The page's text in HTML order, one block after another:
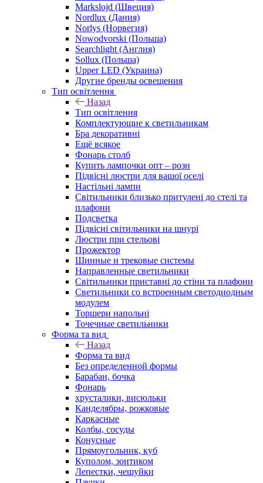
Markslojd (Швеция)
Nordlux (Дания)
Norlys (Норвегия)
Nowodvorski (Польша)
Searchlight (Англия)
Sollux (Польша)
Upper LED (Украина)
Другие бренды освещения
Тип освітлення
Назад
Тип освітлення
Комплектующие к светильникам
Бра декоративні
Ещё всякое
Фонарь столб
Купить лампочки опт – розн
Підвісні люстри для вашої оселі
Настільні лампи
Світильники близько притулені до стелі та
плафони
Подсветка
Підвісні світильники на шнурі
Люстри при стельові
Прожектор
Шинные и трековые системы
Направленные светильники
Світильники приставні до стіни та плафони
Светильники со встроенным светодиодным
модулем
Торшери напольні
Точечные светильники
Форма та вид
Назад
Форма та вид
Без определенной формы
Барабан, бочка
Фонарь
хрусталики, висюльки
Канделябры, рожковые
Каркасные
Колбы, сосуды
Конусные
Прямоугольник, куб
Куполом, зонтиком
Лепестки, чешуйки